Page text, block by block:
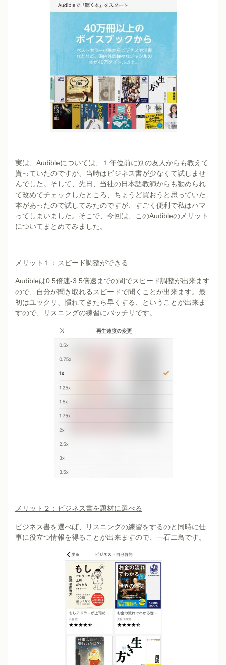
実は、Audibleについては、１年位前に別の友人からも教えて
貰っていたのですが、当時はビジネス書が少なくて試しませ
んでした。そして、先日、当社の日本語教師からも勧められ
て改めてチェックしたところ、ちょうど買おうと思っていた
本があったので試してみたのですが、すごく便利で私はハマ
ってしまいました。そこで、今回は、このAudibleのメリット
についてまとめてみました。
メリット１：スピード調整ができる
Audibleは0.5倍速-3.5倍速までの間でスピード調整が出来ます
ので、自分が聞き取れるスピードで聞くことが出来ます。最
初はユックリ、慣れてきたら早くする、ということが出来ま
すので、リスニングの練習にバッチリです。
メリット２：ビジネス書を題材に選べる
ビジネス書を選べば、リスニングの練習をするのと同時に仕
事に役立つ情報を得ることが出来ますので、一石二鳥です。